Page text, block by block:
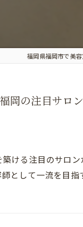
福岡県福岡市で美容
岡の注目サロ
ける注目のサロ
として一流を目指